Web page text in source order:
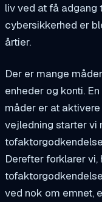
liv ved at få
cybersikkerhed er
årtier.
Der er mange
enheder og konti.
måder er at
vejledning starter vi
Derefter forklarer
ved nok om emnet,